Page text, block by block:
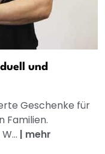
und
Geschenke für
Familien.
| mehr